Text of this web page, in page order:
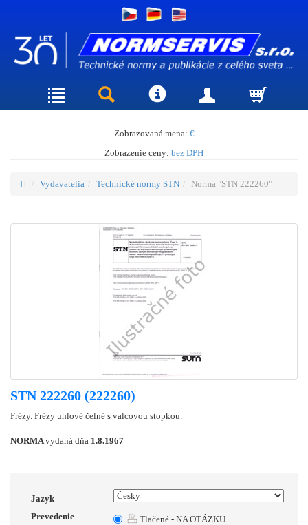
Zobrazovaná mena: €
Zobrazenie ceny: bez DPH
Vydavatelia Technické normy STN Norma "STN 222260"
STN 222260 (222260)
Frézy. Frézy uhlové čelné s valcovou stopkou.
NORMAvydaná dňa 1.8.1967
Jazyk
Prevedenie
Tlačené - NA OTÁZKU